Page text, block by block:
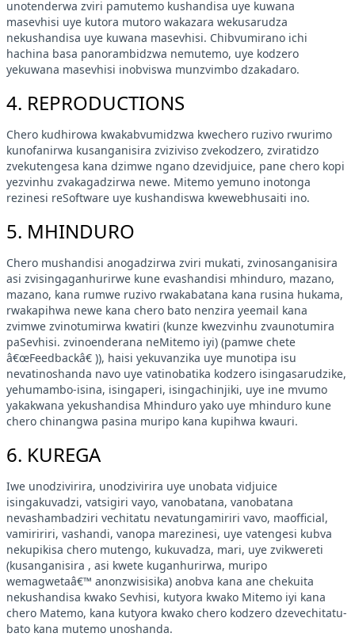
unotenderwa zviri pamutemo kushandisa uye kuwana
masevhisi uye kutora mutoro wakazara wekusarudza
nekushandisa uye kuwana masevhisi. Chibvumirano ichi
hachina basa panorambidzwa nemutemo, uye kodzero
yekuwana masevhisi inobviswa munzvimbo dzakadaro.
4. REPRODUCTIONS
Chero kudhirowa kwakabvumidzwa kwechero ruzivo rwurimo
kunofanirwa kusanganisira zviziviso zvekodzero, zviratidzo
zvekutengesa kana dzimwe ngano dzevidjuice, pane chero kopi
yezvinhu zvakagadzirwa newe. Mitemo yemuno inotonga
rezinesi reSoftware uye kushandiswa kwewebhusaiti ino.
5. MHINDURO
Chero mushandisi anogadzirwa zviri mukati, zvinosanganisira
asi zvisingaganhurirwe kune evashandisi mhinduro, mazano,
mazano, kana rumwe ruzivo rwakabatana kana rusina hukama,
rwakapihwa newe kana chero bato nenzira yeemail kana
zvimwe zvinotumirwa kwatiri (kunze kwezvinhu zvaunotumira
paSevhisi. zvinoenderana neMitemo iyi) (pamwe chete
â€œFeedbackâ€ )), haisi yekuvanzika uye munotipa isu
nevatinoshanda navo uye vatinobatika kodzero isingasarudzike,
yehumambo-isina, isingaperi, isingachinjiki, uye ine mvumo
yakakwana yekushandisa Mhinduro yako uye mhinduro kune
chero chinangwa pasina muripo kana kupihwa kwauri.
6. KUREGA
Iwe unodzivirira, unodzivirira uye unobata vidjuice
isingakuvadzi, vatsigiri vayo, vanobatana, vanobatana
nevashambadziri vechitatu nevatungamiriri vavo, maofficial,
vamiririri, vashandi, vanopa marezinesi, uye vatengesi kubva
nekupikisa chero mutengo, kukuvadza, mari, uye zvikwereti
(kusanganisira , asi kwete kuganhurirwa, muripo
wemagwetaâ€™ anonzwisisika) anobva kana ane chekuita
nekushandisa kwako Sevhisi, kutyora kwako Mitemo iyi kana
chero Matemo, kana kutyora kwako chero kodzero dzevechitatu-
bato kana mutemo unoshanda.